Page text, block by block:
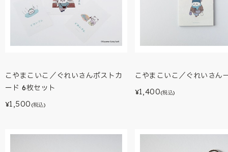
こやまこいこ／ぐれいさんポストカ
ード 6枚セット
¥1,500 (税込)
こやまこいこ／ぐれいさん
¥1,400(税込)